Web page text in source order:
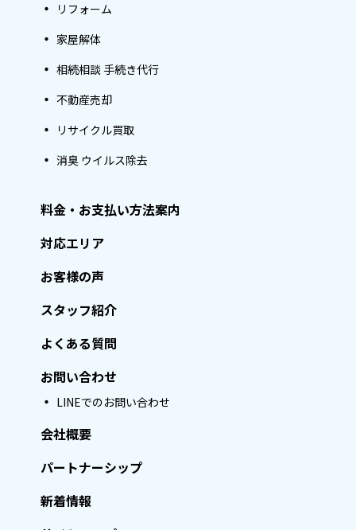
リフォーム
家屋解体
相続相談 手続き代行
不動産売却
リサイクル買取
消臭 ウイルス除去
料金・お支払い方法案内
対応エリア
お客様の声
スタッフ紹介
よくある質問
お問い合わせ
LINEでのお問い合わせ
会社概要
パートナーシップ
新着情報